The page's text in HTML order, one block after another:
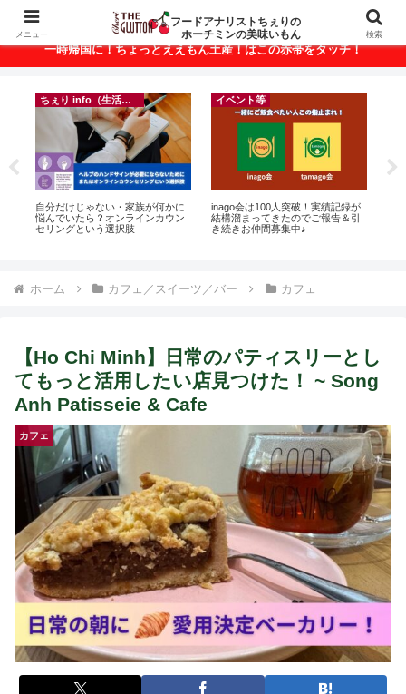
ベトナム・ホーチミンの美味いもんが満載！
一時帰国に！ちょっとええもん土産！はこの赤帯をタッチ！
ちぇり info（生活情報）
自分だけじゃない・家族が何かに
悩んでいたら？オンラインカウン
セリングという選択肢
イベント等
inago会は100人突破！実績記録が
結構溜まってきたのでご報告＆引
き続きお仲間募集中♪
ホーム カフェ／スイーツ／バー カフェ
【Ho Chi Minh】日常のパティスリーとし
てもっと活用したい店見つけた！ ~ Song
Anh Patisseie & Cafe
カフェ
メニュー
フードアナリストちぇりの
ホーチミンの美味いもん
検索